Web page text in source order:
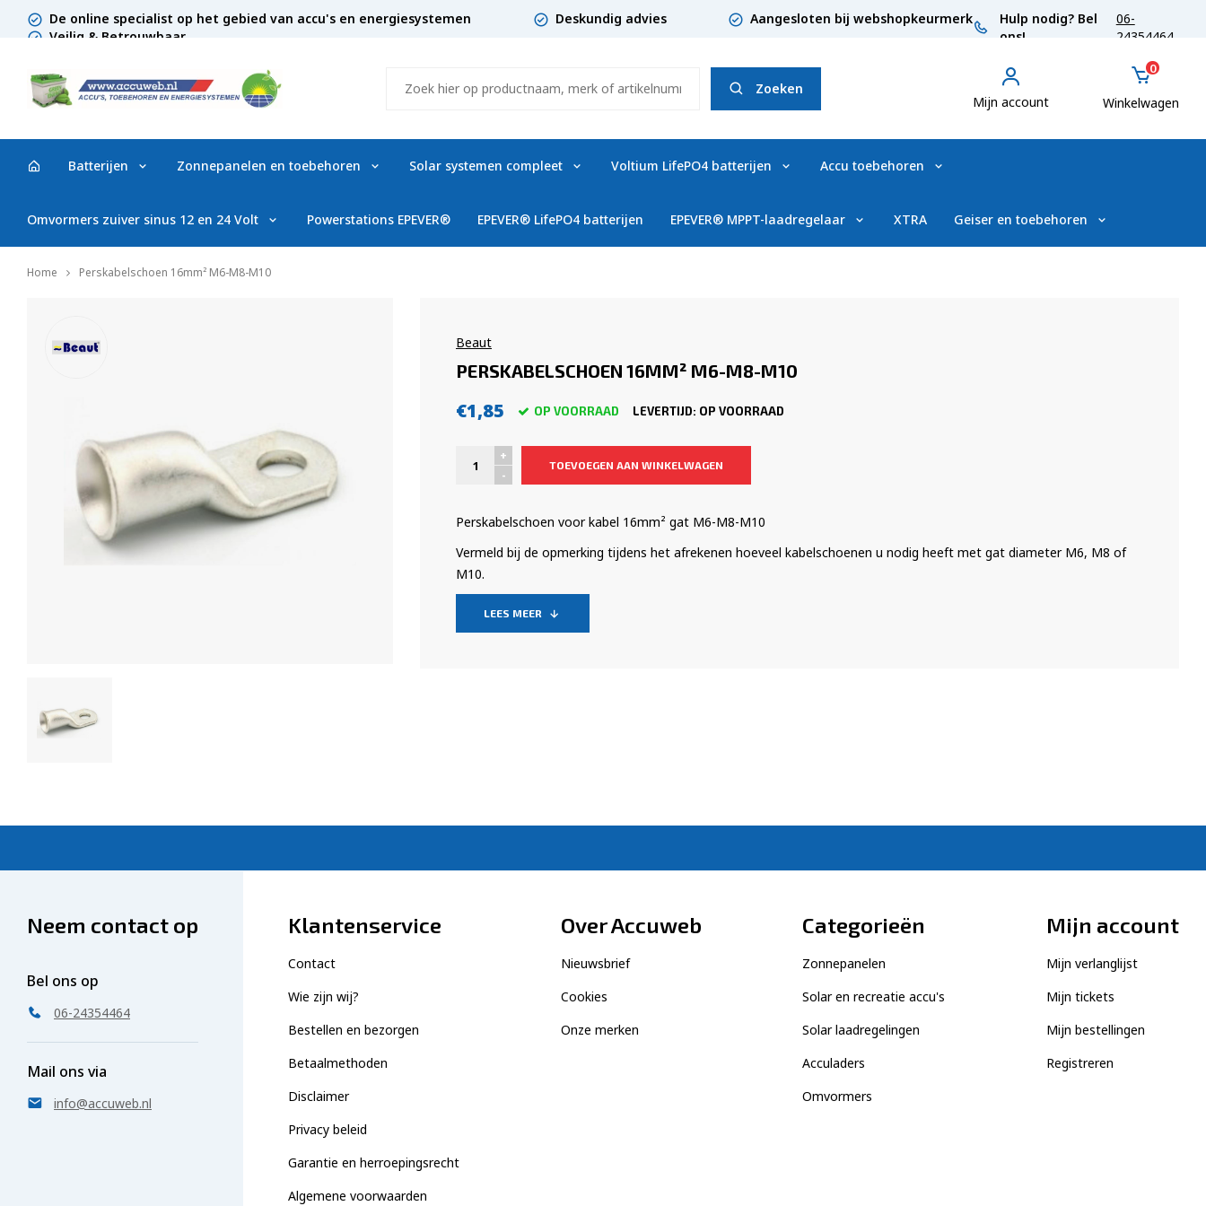
De online specialist op het gebied van accu's en energiesystemen Deskundig advies
Aangesloten bij webshopkeurmerk
Veilig & Betrouwbaar
Hulp nodig? Bel
ons!
06-
24354464
Zoeken
Mijn account
0
Winkelwagen
Batterijen Zonnepanelen en toebehoren Solar systemen compleet Voltium LifePO4 batterijen Accu toebehoren
Omvormers zuiver sinus 12 en 24 Volt Powerstations EPEVER® EPEVER® LifePO4 batterijen EPEVER® MPPT-laadregelaar XTRA Geiser en toebehoren
Home Perskabelschoen 16mm² M6-M8-M10
Beaut
PERSKABELSCHOEN 16MM² M6-M8-M10
€1,85 OP VOORRAAD LEVERTIJD: OP VOORRAAD
+
-
TOEVOEGEN AAN WINKELWAGEN
Perskabelschoen voor kabel 16mm² gat M6-M8-M10
Vermeld bij de opmerking tijdens het afrekenen hoeveel kabelschoenen u nodig heeft met gat diameter M6, M8 of
M10.
LEES MEER
Neem contact op
Bel ons op
06-24354464
Mail ons via
info@accuweb.nl
Klantenservice
Contact
Wie zijn wij?
Bestellen en bezorgen
Betaalmethoden
Disclaimer
Privacy beleid
Garantie en herroepingsrecht
Algemene voorwaarden
Over Accuweb
Nieuwsbrief
Cookies
Onze merken
Categorieën
Zonnepanelen
Solar en recreatie accu's
Solar laadregelingen
Acculaders
Omvormers
Mijn account
Mijn verlanglijst
Mijn tickets
Mijn bestellingen
Registreren